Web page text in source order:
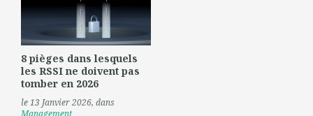
8 pièges dans lesquels
les RSSI ne doivent pas
tomber en 2026
le 13 Janvier 2026, dans
Management